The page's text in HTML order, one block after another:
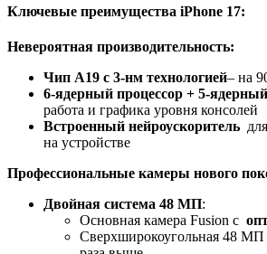
Ключевые преимущества iPhone 17:
Невероятная производительность:
Чип A19 с 3-нм технологией– на
6-ядерный процессор + 5-
работа и графика уровня консолей
Встроенный нейроускоритель
на устройстве
Профессиональные камеры нового
Двойная система 48 МП:
Основная камера Fusion с
Сверхширокоугольная 48 МП